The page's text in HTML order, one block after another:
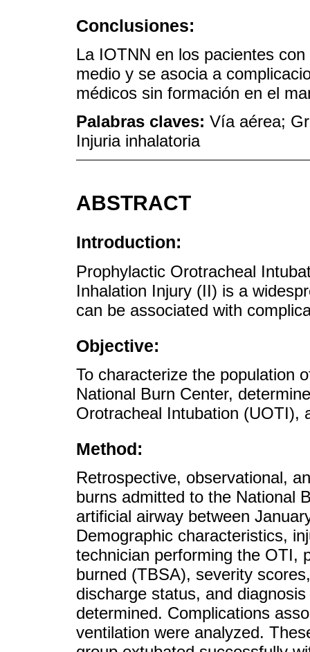
Conclusiones:
La IOTNN en los pacientes
medio y se asocia a
médicos sin formación en el
Palabras claves: Vía aérea;
Injuria inhalatoria
ABSTRACT
Introduction:
Prophylactic Orotracheal
Inhalation Injury (II) is a
can be associated with
Objective:
To characterize the population
National Burn Center,
Orotracheal Intubation (UOTI),
Method:
Retrospective, observational,
burns admitted to the National
artificial airway between
Demographic characteristics,
technician performing the OTI,
burned (TBSA), severity
discharge status, and
determined. Complications
ventilation were analyzed.